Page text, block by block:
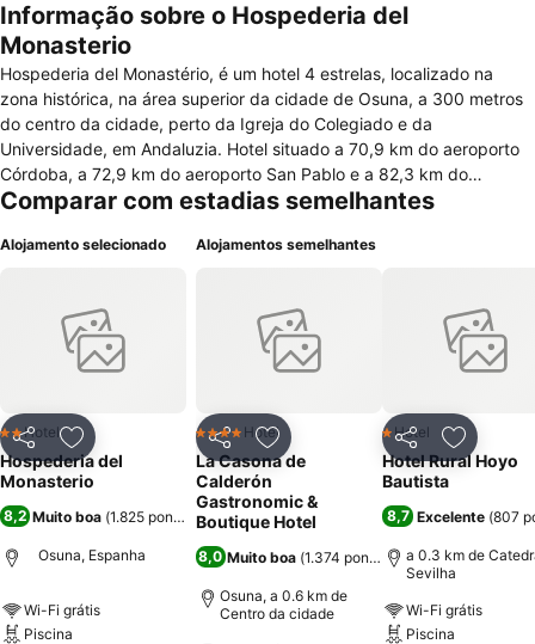
Informação sobre o Hospederia del
Monasterio
Hospederia del Monastério, é um hotel 4 estrelas, localizado na
zona histórica, na área superior da cidade de Osuna, a 300 metros
do centro da cidade, perto da Igreja do Colegiado e da
Universidade, em Andaluzia. Hotel situado a 70,9 km do aeroporto
Córdoba, a 72,9 km do aeroporto San Pablo e a 82,3 km do
aeroporto Málaga. O hotel possui 10 quartos, 2 suítes,
de banho, ducha, secador, telefone, internet wi fi, tv, canais
Sopa do Corral, Spagnoleto e Mosteiro), reuniões de negócios, Pub
Medieval, piscina externa, terraço, espreguiçadeiras, guarda sóis e
hall de entrada. Oferece aos hóspedes, recepção 24 hs, lavanderia,
Dona Guadalupe, Morenita, Las vegas, Juan Morales Alvarez,
Carmen Sanches Espuny e Manuela Aguilar Telles. Atrações locais
como El Corral de la Sopa, Santo Domingo, Doña Guadalupe,
Universidad de Osuna, Plaza de Abastos, Convento de Santa
Catalina, Casa de la Cultura e outras.
Comparar com estadias semelhantes
Alojamento selecionado
PartilharAdicionar aos favoritos
2 Estrelas
Hotel
Hospederia del
Monasterio
8,2 Muito boa (1.825 pontuações)
Osuna, Espanha
Wi-Fi grátis
Piscina
Alojamentos semelhantes
PartilharAdicionar aos favoritos
4 EstrelasHotel
La Casona de
Calderón
Gastronomic &
Boutique Hotel
8,0 Muito boa (1.374 pontuações)
Osuna, a 0.6 km de
Centro da cidade
Partilhar
1 Estrelas
Hotel
Hotel Rural Hoyo
Bautista
8,7 Excelente (807
a 0.3 km de
Sevilha
Wi-Fi grátis
Piscina